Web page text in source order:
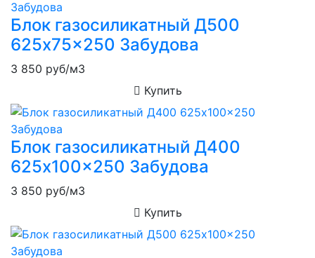
Блок газосиликатный Д500
625x75x250 Забудова
3 850 руб/м3
Купить
Блок газосиликатный Д400
625x100x250 Забудова
3 850 руб/м3
Купить